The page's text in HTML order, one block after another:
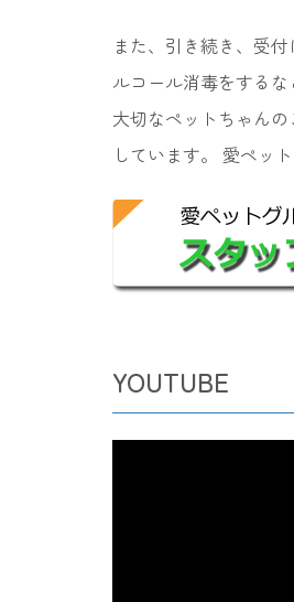
また、引き続き、受
ルコール消毒をする
大切なペットちゃん
しています。 愛ペッ
YOUTUBE